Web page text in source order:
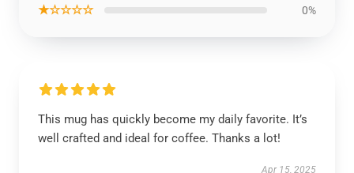
★☆☆☆☆ 0%
This mug has quickly become my daily favorite. It’s
well crafted and ideal for coffee. Thanks a lot!
Apr 15, 2025